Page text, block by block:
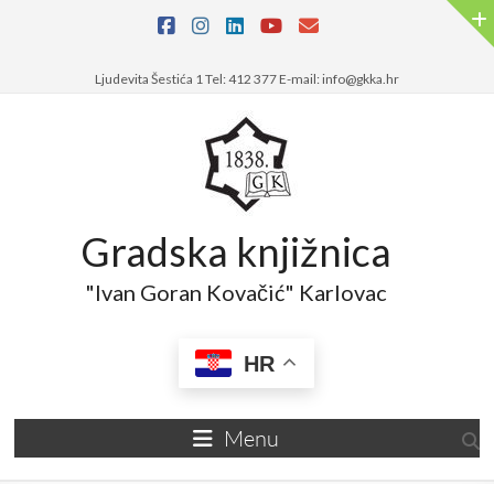
Ljudevita Šestića 1 Tel: 412 377 E-mail: info@gkka.hr
Gradska knjižnica
"Ivan Goran Kovačić" Karlovac
HR
Menu